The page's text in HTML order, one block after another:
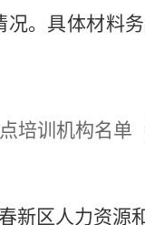
。具体材料
培训机构名单
新区人力资源